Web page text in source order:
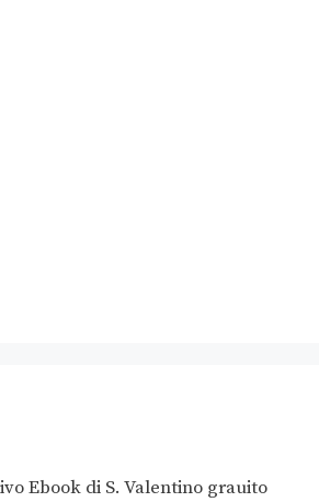
Ebook di S. Valentino grauito